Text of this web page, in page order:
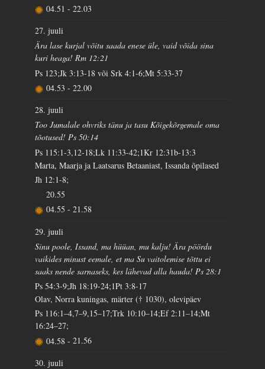
04.51 - 22.03
27. juuli
Ära lase kurjal võitu saada enese üle, vaid võida sina
kuri heaga! Rm 12:21
Ps 123;Jk 3:13-18 või Srk 4:1-6;Mt 5:33-37
04.53 - 22.00
28. juuli
Too Jumalale ohvriks tänu ja tasu Kõigekõrgemale oma
tõotused! Ps 50:14
Ps 115:1-3,12-18;Lk 11:33-42;1Kr 12:31b-13:3
Marta, Maarja ja Laatsarus Betaaniast, Issanda õpilased
Jh 12:1-8;
20.55
04.55 - 21.58
29. juuli
Sinu poole, Issand, ma hüüan, mu kalju! Ära pöördu
vaikides minust eemale, et ma Su vaitolemise tõttu ei
saaks nende sarnaseks, kes lähevad alla hauda! Ps 28:1
Ps 54:3-9;Jh 18:19-24;1Pt 3:8-17
Olav, Norra kuningas, märter († 1030), olevipäev
Ps 116:1–4,7–9,15–17;Trk 10:10–14;Ef 2:11–14;Mt
16:24–27;
04.58 - 21.56
30. juuli